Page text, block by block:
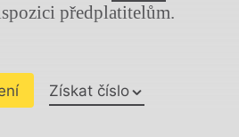
předplatitelům.
Získat číslo